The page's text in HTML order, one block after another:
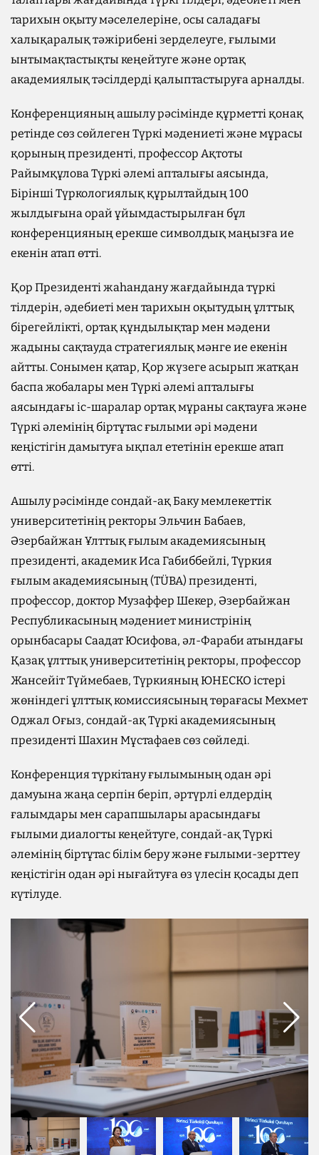
тарихын оқыту мәселелеріне, осы саладағы
халықаралық тәжірибені зерделеуге, ғылыми
ынтымақтастықты кеңейтуге және ортақ
академиялық тәсілдерді қалыптастыруға арналды.
Конференцияның ашылу рәсімінде құрметті қонақ
ретінде сөз сөйлеген Түркі мәдениеті және мұрасы
қорының президенті, профессор Ақтоты
Райымқұлова Түркі әлемі апталығы аясында,
Бірінші Түркологиялық құрылтайдың 100
жылдығына орай ұйымдастырылған бұл
конференцияның ерекше символдық маңызға ие
екенін атап өтті.
Қор Президенті жаһандану жағдайында түркі
тілдерін, әдебиеті мен тарихын оқытудың ұлттық
бірегейлікті, ортақ құндылықтар мен мәдени
жадыны сақтауда стратегиялық мәнге ие екенін
айтты. Сонымен қатар, Қор жүзеге асырып жатқан
баспа жобалары мен Түркі әлемі апталығы
аясындағы іс-шаралар ортақ мұраны сақтауға және
Түркі әлемінің біртұтас ғылыми әрі мәдени
кеңістігін дамытуға ықпал ететінін ерекше атап
өтті.
Ашылу рәсімінде сондай-ақ Баку мемлекеттік
университетінің ректоры Эльчин Бабаев,
Әзербайжан Ұлттық ғылым академиясының
президенті, академик Иса Габиббейлі, Түркия
ғылым академиясының (TÜBA) президенті,
профессор, доктор Музаффер Шекер, Әзербайжан
Республикасының мәдениет министрінің
орынбасары Саадат Юсифова, әл-Фараби атындағы
Қазақ ұлттық университетінің ректоры, профессор
Жансейіт Түймебаев, Түркияның ЮНЕСКО істері
жөніндегі ұлттық комиссиясының төрағасы Мехмет
Оджал Оғыз, сондай-ақ Түркі академиясының
президенті Шахин Мұстафаев сөз сөйледі.
Конференция түркітану ғылымының одан әрі
дамуына жаңа серпін беріп, әртүрлі елдердің
ғалымдары мен сарапшылары арасындағы
ғылыми диалогты кеңейтуге, сондай-ақ Түркі
әлемінің біртұтас білім беру және ғылыми-зерттеу
кеңістігін одан әрі нығайтуға өз үлесін қосады деп
күтілуде.